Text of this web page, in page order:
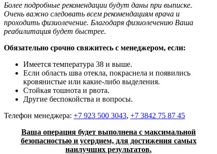
Более подробные рекомендации будут даны при выписке.
Очень важно следовать всем рекомендациям врача и
проходить физиолечение. Благодаря физиолечению Ваша
реабилитация будет быстрее.
Обязательно срочно свяжитесь с менеджером, если:
Имеется температура 38 и выше.
Если область шва отекла, покраснела и появились
кровянистые или какие-либо выделения.
Стойкая тошнота и рвота.
Другие беспокойства и вопросы.
Телефон менеджера: +7 923 500 3043, +7 3842 75 87 45
Ваша операция будет выполнена с максимальной
безопасностью и усердием, для достижения самых
наилучших результатов.